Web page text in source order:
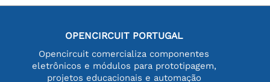
OPENCIRCUIT PORTUGAL
Opencircuit comercializa componentes
eletrônicos e módulos para prototipagem,
projetos educacionais e automação